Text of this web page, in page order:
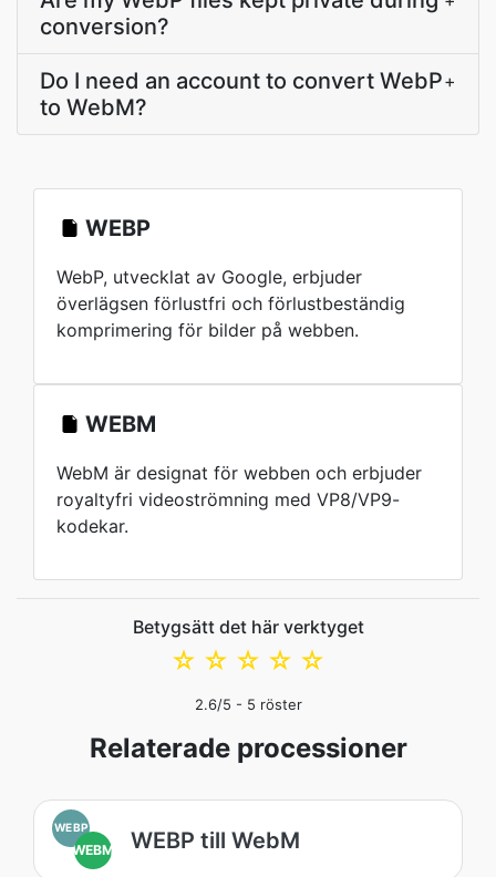
conversion?
Do I need an account to convert WebP
to WebM?
+
WEBP
WebP, utvecklat av Google, erbjuder
överlägsen förlustfri och förlustbeständig
komprimering för bilder på webben.
WEBM
WebM är designat för webben och erbjuder
royaltyfri videoströmning med VP8/VP9-
kodekar.
Betygsätt det här verktyget
☆
☆
☆
☆
☆
2.6/5 - 5 röster
Relaterade processioner
WEBP
WEBM WEBP till WebM